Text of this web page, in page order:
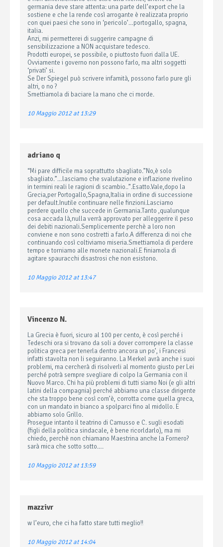
germania deve stare attenta: una parte dell’export che la
sostiene e che la rende così arrogante è realizzata proprio
con quei paesi che sono in ‘pericolo’…portogallo, spagna,
italia.
Anzi, mi permetterei di suggerire campagne di
sensibilizzazione a NON acquistare tedesco.
Prodotti europei, se possibile, o piuttosto fuori dalla UE.
Ovviamente i governo non possono farlo, ma altri soggetti
‘privati’ si.
Se Der Spiegel può scrivere infamità, possono farlo pure gli
altri, o no ?
Smettiamola di baciare la mano che ci morde.
10 Maggio 2012 at 13:29
adriano q
“Mi pare difficile ma soprattutto sbagliato.”No,è solo
sbagliato.”…lasciamo che svalutazione e inflazione rivelino
in termini reali le ragioni di scambio..”.Esatto.Vale,dopo la
Grecia,per Portogallo,Spagna,Italia in ordine di successione
per default.Inutile continuare nelle finzioni.Lasciamo
perdere quello che succede in Germania.Tanto ,qualunque
cosa accada là,nulla verrà approvato per alleggerire il peso
dei debiti nazionali.Semplicemente perchè a loro non
conviene e non sono costretti a farlo.A differenza di noi che
continuando così coltiviamo miseria.Smettiamola di perdere
tempo e torniamo alle monete nazionali.E finiamola di
agitare spauracchi disastrosi che non esistono.
10 Maggio 2012 at 13:47
Vincenzo N.
La Grecia è fuori, sicuro al 100 per cento, è così perché i
Tedeschi ora si trovano da soli a dover corrompere la classe
politica greca per tenerla dentro ancora un po’, i Francesi
infatti stavolta non li seguiranno. La Merkel avrà anche i suoi
problemi, ma cercherà di risolverli al momento giusto per Lei
perché potrà sempre svegliare di colpo la Germania con il
Nuovo Marco. Chi ha più problemi di tutti siamo Noi (e gli altri
latini della compagnia) perché abbiamo una classe dirigente
che sta troppo bene così com’è, corrotta come quella greca,
con un mandato in bianco a spolparci fino al midollo. E
abbiamo solo Grillo.
Prosegue intanto il teatrino di Camusso e C. sugli esodati
(figli della politica sindacale, è bene ricorldarlo), ma mi
chiedo, perchè non chiamano Maestrina anche la Fornero?
sarà mica che sotto sotto….
10 Maggio 2012 at 13:59
mazzivr
w l’euro, che ci ha fatto stare tutti meglio!!
10 Maggio 2012 at 14:04